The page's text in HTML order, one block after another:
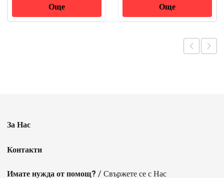
Още
Още
За Нас
Контакти
Имате нужда от помощ? / Свържете се с Нас